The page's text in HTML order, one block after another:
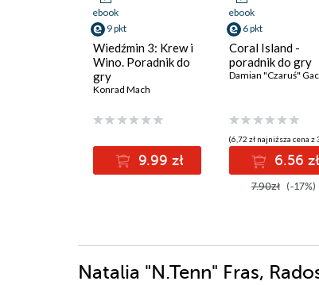
ebook
9 pkt
Wiedźmin 3: Krew i
Wino. Poradnik do
gry
Konrad Mach
9.99 zł
ebook
6 pkt
Coral Island -
poradnik do gry
Damian "Czaruś"
(6,72 zł najniższa cena z
6.56 zł
7.90zł (-17%)
Natalia "N.Tenn" Fras,